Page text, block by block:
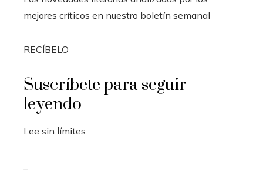
mejores críticos en nuestro boletín semanal
RECÍBELO
Suscríbete para seguir
leyendo
Lee sin límites